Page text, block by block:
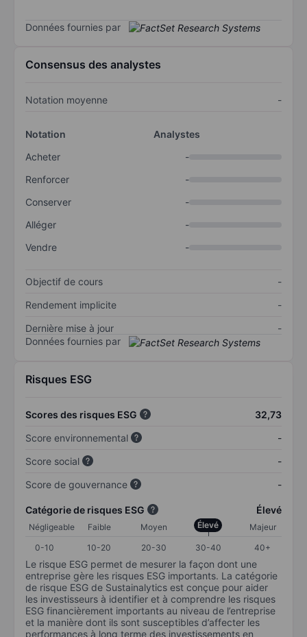
Données fournies par
Consensus des analystes
Notation moyenne -
Notation
Analystes
Acheter
-
Renforcer
-
Conserver
-
Alléger
-
Vendre
-
Objectif de cours
-
Rendement implicite
-
Dernière mise à jour
-
Données fournies par
Risques ESG
Scores des risques ESG
32,73
Score environnemental
-
Score social
-
Score de gouvernance
-
Catégorie de risques ESG Élevé
Négligeable Faible Moyen Élevé
Majeur
0-10
10-20 20-30 30-40 40+
Le risque ESG permet de mesurer la façon dont une
entreprise gère les risques ESG importants. La catégorie
de risque ESG de Sustainalytics est conçue pour aider
les investisseurs à identifier et à comprendre les risques
ESG financièrement importants au niveau de l’entreprise
et la manière dont ils sont susceptibles d’affecter les
performances à long terme des investissements en